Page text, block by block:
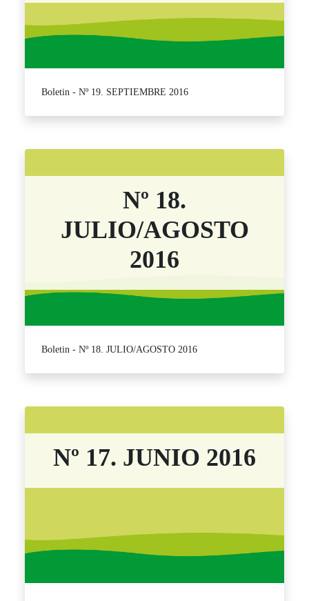
Boletin - Nº 19. SEPTIEMBRE 2016
Nº 18.
JULIO/AGOSTO
2016
Boletin - Nº 18. JULIO/AGOSTO 2016
Nº 17. JUNIO 2016